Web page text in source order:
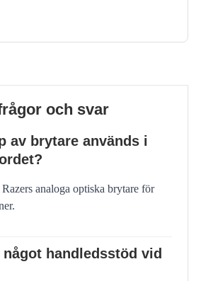
och svar
av brytare används i
analoga optiska brytare för
handledsstöd vid